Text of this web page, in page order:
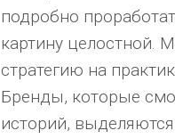
подробно
картину целостной.
стратегию на
Бренды, которые
историй,